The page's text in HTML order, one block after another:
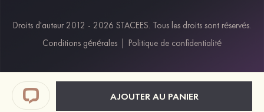
AJOUTER AU PANIER
Modes de paiement
Klarna
Paypal
Réductions étudiants & travailleurs essentiels
Droits d'auteur 2012 - 2026 STACEES. Tous les droits sont réservés.
Conditions générales
Politique de confidentialité